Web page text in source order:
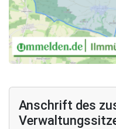
Anschrift des